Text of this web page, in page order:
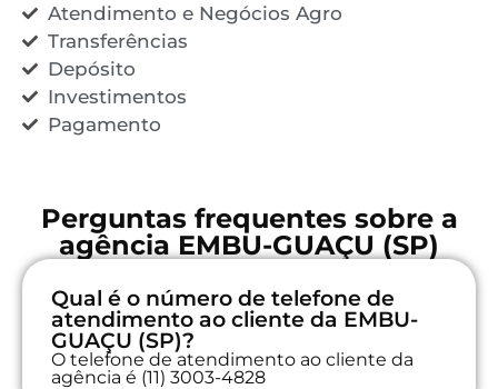
Atendimento e Negócios Agro
Transferências
Depósito
Investimentos
Pagamento
Perguntas frequentes sobre a
agência EMBU-GUAÇU (SP)
Qual é o número de telefone de
atendimento ao cliente da EMBU-
GUAÇU (SP)?
O telefone de atendimento ao cliente da
agência é (11) 3003-4828